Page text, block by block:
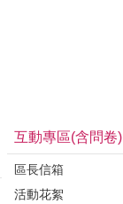
互動專區(含問卷)
區長信箱
活動花絮